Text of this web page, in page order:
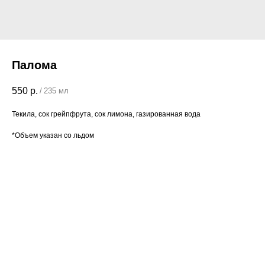
Палома
550 р. / 235 мл
Текила, сок грейпфрута, сок лимона, газированная вода
*Объем указан со льдом